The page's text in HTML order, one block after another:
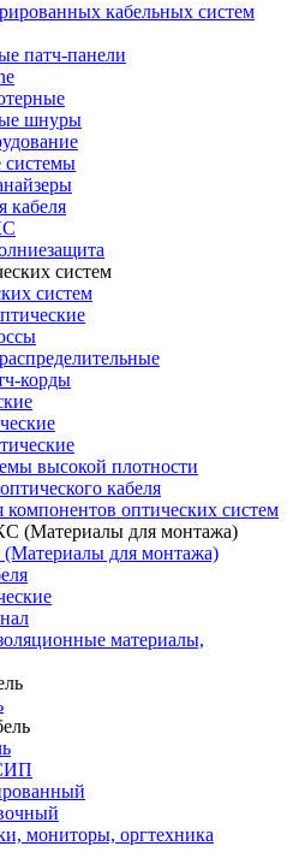
кабельных систем
патч-панели
шнуры
системы
кабеля
систем
корды
высокой плотности
кабеля
компонентов оптических систем
для монтажа)
материалы,
мониторы, оргтехника